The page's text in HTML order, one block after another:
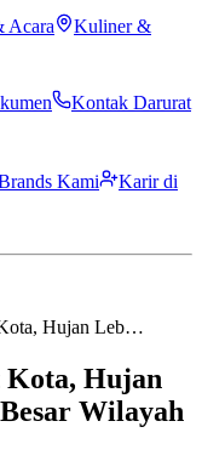
Acara
Kuliner &
Kontak Darurat
Kami
Karir di
Hujan Leb…
Kota, Hujan
Wilayah